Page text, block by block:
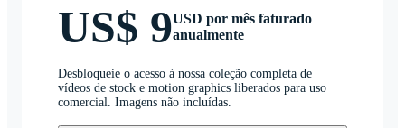
US$ 9USD por mês faturado
anualmente
Desbloqueie o acesso à nossa coleção completa de
vídeos de stock e motion graphics liberados para uso
comercial. Imagens não incluídas.